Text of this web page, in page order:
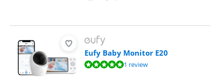
Eufy Baby Monitor E20
Beoordeling is 10 van de 10, gebaseerd op 1 review.
1 review